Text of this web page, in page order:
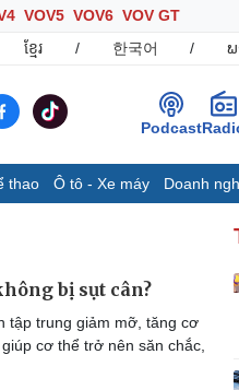
VOV5 VOV6 VOV GT
ខ្មែរ / 한국어 /
Podcast
thao Ô tô - Xe máy Doanh
Video
E-Magazine
Infographic
bị sụt cân?
tập trung giảm mỡ, tăng cơ
cơ thể trở nên săn chắc,